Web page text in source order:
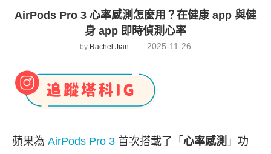
AirPods Pro 3 心率感測怎麼用？在健康 app 與健
身 app 即時偵測心率
by Rachel Jian 2025-11-26
蘋果為 AirPods Pro 3 首次搭載了「 心率感測 」功